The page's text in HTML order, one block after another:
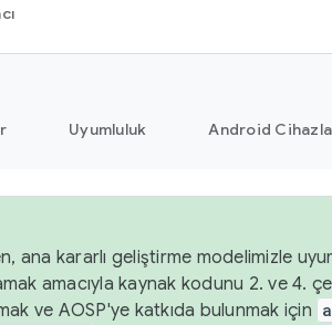
Uyumluluk Android
ana kararlı geliştirme modelimizle
amacıyla kaynak kodunu 2. ve 4.
ve AOSP'ye katkıda bulunmak için